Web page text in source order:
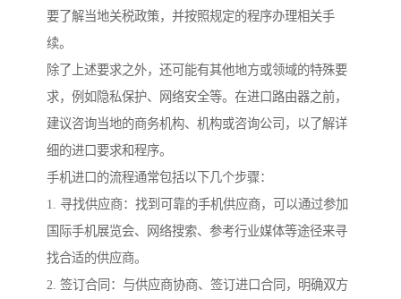
要了解当地关税政策，并按照规定的程序办理相关手
续。
除了上述要求之外，还可能有其他地方或领域的特殊要
求，例如隐私保护、网络安全等。在进口路由器之前，
建议咨询当地的商务机构、机构或咨询公司，以了解详
细的进口要求和程序。
手机进口的流程通常包括以下几个步骤：
1. 寻找供应商：找到可靠的手机供应商，可以通过参加
国际手机展览会、网络搜索、参考行业媒体等途径来寻
找合适的供应商。
2. 签订合同：与供应商协商、签订进口合同，明确双方